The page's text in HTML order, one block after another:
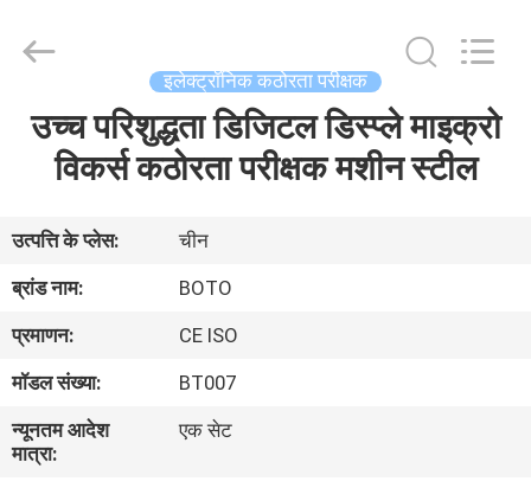
घर
हमारे
बारे
कारखाना
LTD.
इलेक्ट्रॉनिक कठोरता परीक्षक
उच्च परिशुद्धता डिजिटल डिस्प्ले माइक्रो
विकर्स कठोरता परीक्षक मशीन स्टील
उत्पत्ति के प्लेस:
चीन
ब्रांड नाम:
BOTO
प्रमाणन:
CE ISO
मॉडल संख्या:
BT007
न्यूनतम आदेश
मात्रा:
एक सेट